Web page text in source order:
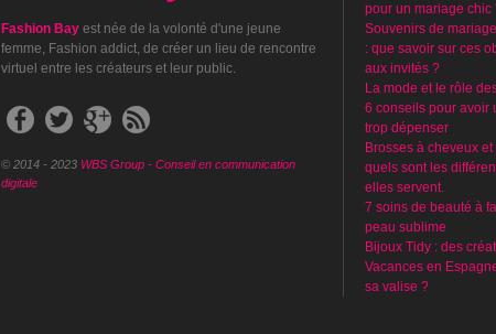
Fashion Bay est née de la volonté d'une jeune
femme, Fashion addict, de créer un lieu de rencontre
virtuel entre les créateurs et leur public.
© 2014 - 2023 WBS Group - Conseil en communication
digitale
pour un mariage chic
Souvenirs de
: que savoir sur ces
aux invités ?
La mode et le rôle
6 conseils pour avoir
trop dépenser
Brosses à cheveux
quels sont les
elles servent.
7 soins de beauté à
peau sublime
Bijoux Tidy : des
Vacances en
sa valise ?